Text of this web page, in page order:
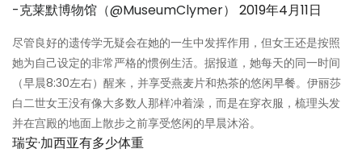
-克莱默博物馆（@MuseumClymer） 2019年4月11日
尽管良好的遗传学无疑会在她的一生中发挥作用，但女王还是按照
她为自己设定的非常严格的惯例生活。据报道，她每天的同一时间
（早晨8:30左右）醒来，并享受燕麦片和热茶的悠闲早餐。伊丽莎
白二世女王没有像大多数人那样冲着澡，而是在穿衣服，梳理头发
并在宫殿的地面上散步之前享受悠闲的早晨沐浴。
瑞安·加西亚有多少体重